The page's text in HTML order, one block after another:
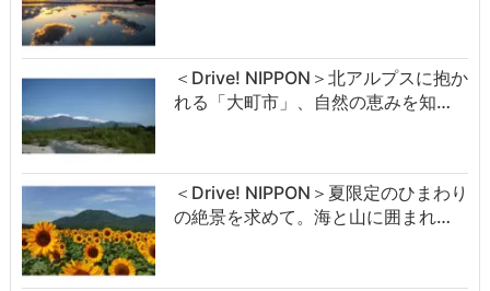
＜Drive! NIPPON＞北アルプスに抱か
れる「大町市」、自然の恵みを知…
＜Drive! NIPPON＞夏限定のひまわり
の絶景を求めて。海と山に囲まれ…